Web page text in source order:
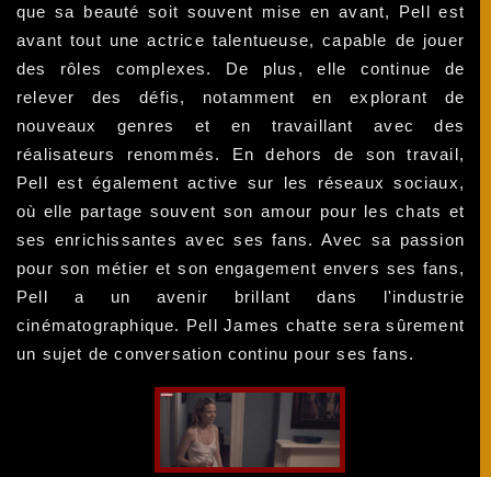
que sa beauté soit souvent mise en avant, Pell est
avant tout une actrice talentueuse, capable de jouer
des rôles complexes. De plus, elle continue de
relever des défis, notamment en explorant de
nouveaux genres et en travaillant avec des
réalisateurs renommés. En dehors de son travail,
Pell est également active sur les réseaux sociaux,
où elle partage souvent son amour pour les chats et
ses enrichissantes avec ses fans. Avec sa passion
pour son métier et son engagement envers ses fans,
Pell a un avenir brillant dans l'industrie
cinématographique. Pell James chatte sera sûrement
un sujet de conversation continu pour ses fans.